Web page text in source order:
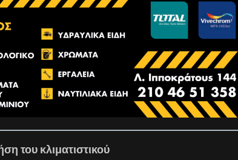
του κλιματιστικού